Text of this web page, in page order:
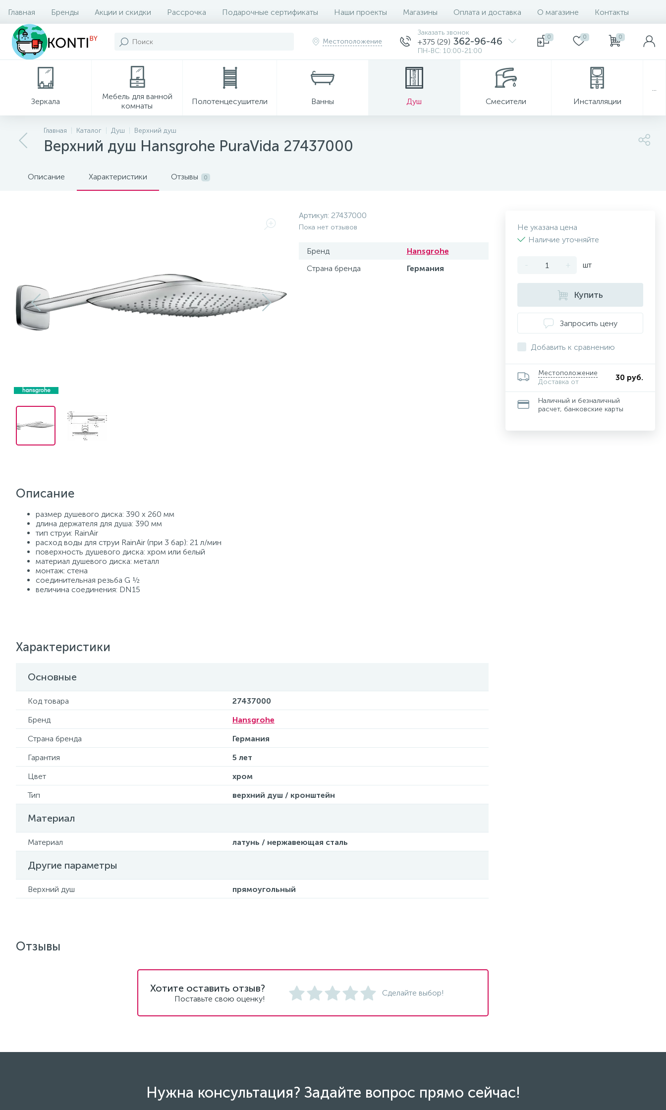
Главная Бренды Акции и скидки Рассрочка Подарочные сертификаты Наши проекты Магазины Оплата и доставка О магазине Контакты
Местоположение
Заказать звонок
+375 (29) 362-96-46
ПН-ВС: 10:00-21:00
0 0 0
Зеркала
Мебель для ванной
комнаты
Полотенцесушители Ванны Душ Смесители Инсталляции
Главная Каталог Душ Верхний душ
Верхний душ Hansgrohe PuraVida 27437000
Описание Характеристики Отзывы 0
Артикул: 27437000
Пока нет отзывов
Бренд
Hansgrohe
Страна бренда
Германия
Описание
размер душевого диска: 390 x 260 мм
длина держателя для душа: 390 мм
тип струи: RainAir
расход воды для струи RainAir (при 3 бар): 21 л/мин
поверхность душевого диска: хром или белый
материал душевого диска: металл
монтаж: стена
соединительная резьба G ½
величина соединения: DN15
Характеристики
Основные
Код товара
27437000
Бренд
Hansgrohe
Страна бренда
Германия
Гарантия
5 лет
Цвет
хром
Тип
верхний душ / кронштейн
Материал
Материал латунь / нержавеющая сталь
Другие параметры
Верхний душ прямоугольный
Не указана цена
Наличие уточняйте
- + шт
Купить
Запросить цену
Добавить к сравнению
Местоположение
Доставка от
30 руб.
Наличный и безналичный
расчет, банковские карты
Отзывы
Хотите оставить отзыв?
Поставьте свою оценку!
Сделайте выбор!
Нужна консультация? Задайте вопрос прямо сейчас!